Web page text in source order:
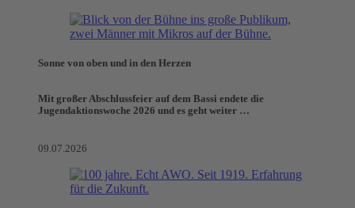
Sonne von oben und in den Herzen
Mit großer Abschlussfeier auf dem Bassi endete die
Jugendaktionswoche 2026 und es geht weiter …
09.07.2026